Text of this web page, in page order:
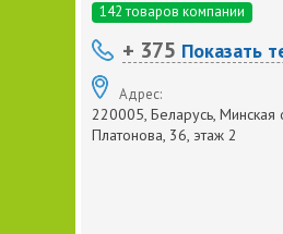
142 товаров компании
+ 375 Показать
Адрес:
220005, Беларусь, Минская
Платонова, 36, этаж 2